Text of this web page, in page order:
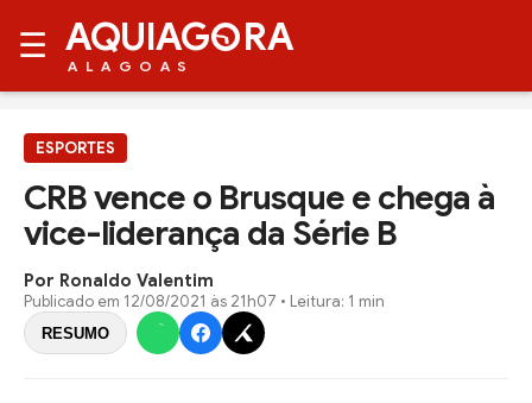
☰ AQUIAG RA
ALAGOAS
ESPORTES
CRB vence o Brusque e chega à
vice-liderança da Série B
Por Ronaldo Valentim
Publicado em 12/08/2021 às 21h07 • Leitura: 1 min
RESUMO